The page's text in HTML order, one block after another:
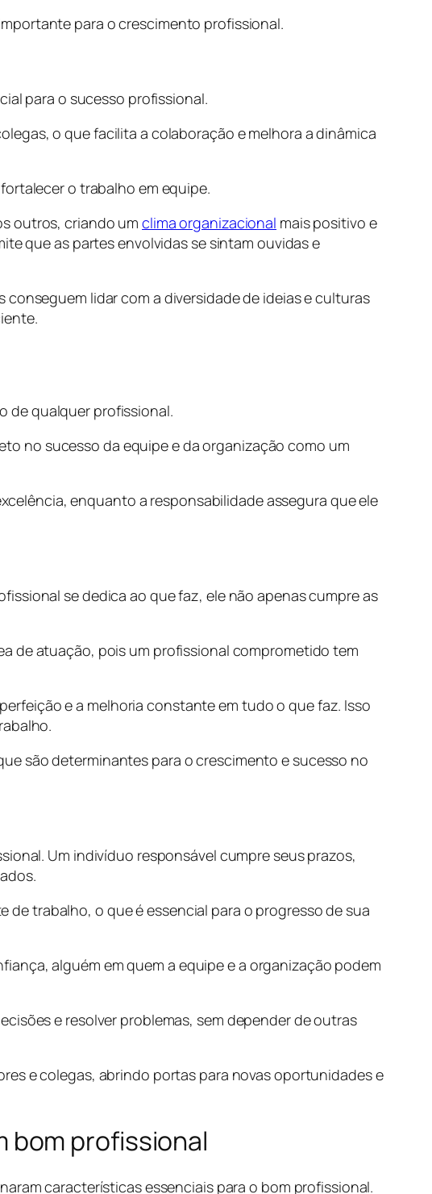
para o crescimento profissional.
para o sucesso profissional.
o que facilita a colaboração e melhora a dinâmica
o trabalho em equipe.
outros, criando umclima organizacional mais positivo e
que as partes envolvidas se sintam ouvidas e
lidar com a diversidade de ideias e culturas
de qualquer profissional.
no sucesso da equipe e da organização como um
enquanto a responsabilidade assegura que ele
se dedica ao que faz, ele não apenas cumpre as
de atuação, pois um profissional comprometido tem
e a melhoria constante em tudo o que faz. Isso
são determinantes para o crescimento e sucesso no
Um indivíduo responsável cumpre seus prazos,
trabalho, o que é essencial para o progresso de sua
alguém em quem a equipe e a organização podem
e resolver problemas, sem depender de outras
e colegas, abrindo portas para novas oportunidades e
bom profissional
características essenciais para o bom profissional.